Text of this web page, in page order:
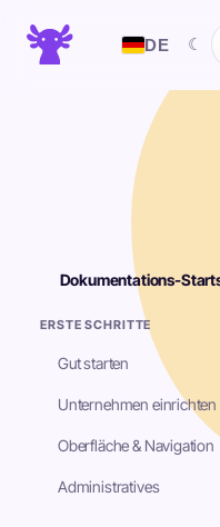
DE ☾
Dokumentations-
ERSTE SCHRITTE
Gut starten
Unternehmen einrichten
Oberfläche & Navigation
Administratives